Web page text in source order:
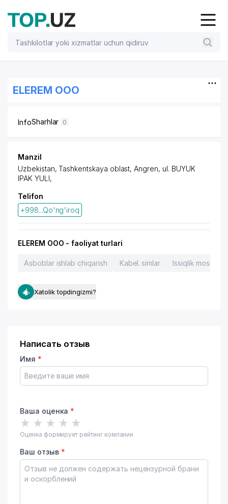
ELEREM OOO
InfoSharhlar 0
Manzil
Uzbekistan, Tashkentskaya oblast, Angren, ul. BUYUK
IPAK YULI,
Telifon
+998...Qo'ng'iroq
ELEREM OOO - faoliyat turlari
Asboblar ishlab chiqarish Kabel. simlar Issiqlik
Xatolik topdingizmi?
Написать отзыв
Имя *
Ваша оценка *
★ ★ ★ ★ ★
Оценка формирует рейтинг компании
Ваш отзыв *